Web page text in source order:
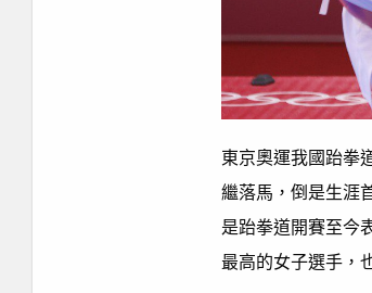
東京奧運我國跆拳
繼落馬，倒是生涯
是跆拳道開賽至今
最高的女子選手，